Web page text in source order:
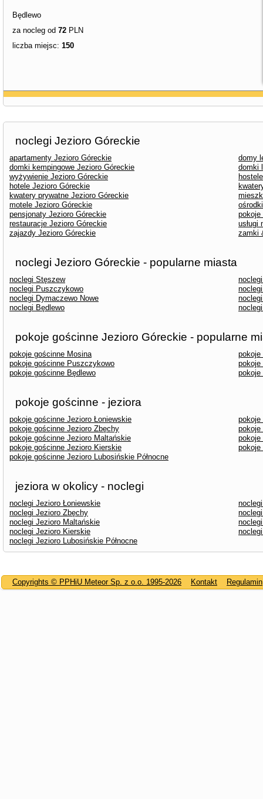
Będlewo
za nocleg od 72 PLN
liczba miejsc: 150
noclegi Jezioro Góreckie
apartamenty Jezioro Góreckie
domy
domki kempingowe Jezioro Góreckie
domki
wyżywienie Jezioro Góreckie
hotele Jezioro Góreckie
kwatery prywatne Jezioro Góreckie
motele Jezioro Góreckie
pensjonaty Jezioro Góreckie
pokoje
restauracje Jezioro Góreckie
usługi
zajazdy Jezioro Góreckie
zamki
noclegi Jezioro Góreckie - popularne miasta
noclegi Stęszew
noclegi Puszczykowo
noclegi Dymaczewo Nowe
noclegi Będlewo
pokoje gościnne Jezioro Góreckie - popularne
pokoje gościnne Mosina
pokoje
pokoje gościnne Puszczykowo
pokoje
pokoje gościnne Będlewo
pokoje
pokoje gościnne - jeziora
pokoje gościnne Jezioro Łoniewskie
pokoje
pokoje gościnne Jezioro Zbęchy
pokoje
pokoje gościnne Jezioro Maltańskie
pokoje
pokoje gościnne Jezioro Kierskie
pokoje
pokoje gościnne Jezioro Lubosińskie Północne
jeziora w okolicy - noclegi
noclegi Jezioro Łoniewskie
noclegi Jezioro Zbęchy
noclegi Jezioro Maltańskie
noclegi Jezioro Kierskie
noclegi Jezioro Lubosińskie Północne
Copyrights © PPHiU Meteor Sp. z o.o. 1995-2026 Kontakt Regulamin